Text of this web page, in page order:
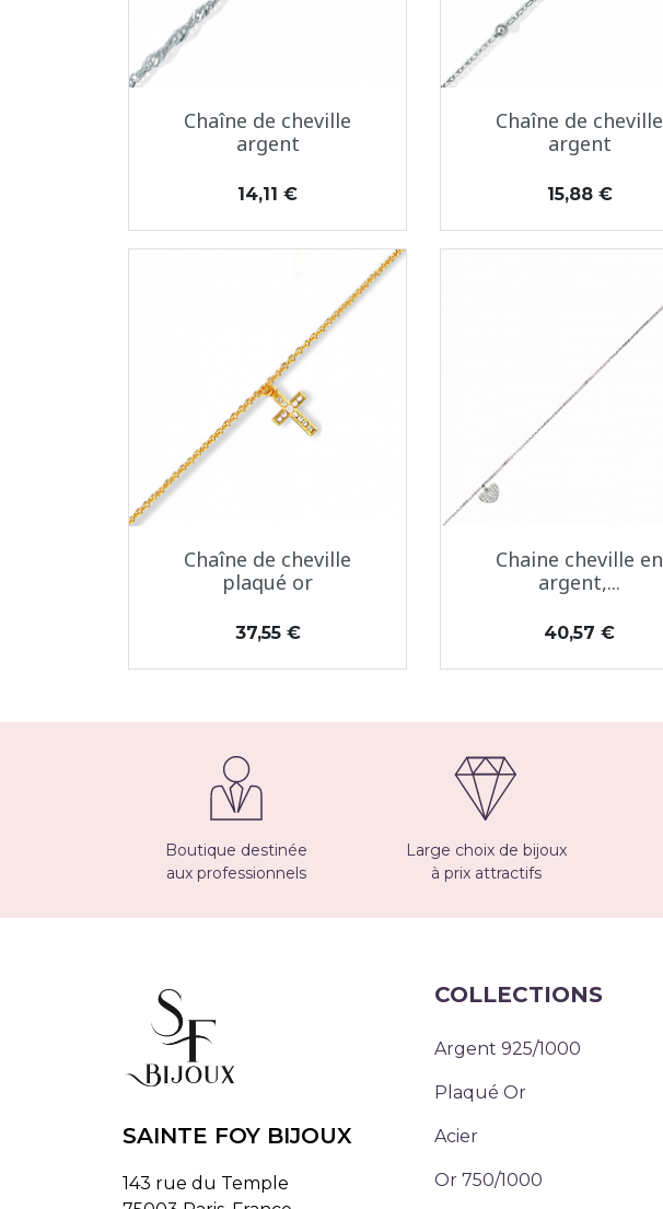
Aperçu rapide
Chaîne de cheville
argent
Prix
14,11 €
Aperçu rapide
Chaîne de cheville
argent
Prix
15,88 €
Aperçu rapide
Chaîne de cheville
plaqué or
Prix
37,55 €
Aperçu rapide
Chaine cheville en
argent,...
Prix
40,57 €
Boutique destinée
aux professionnels
Large choix de bijoux
à prix attractifs
SAINTE FOY BIJOUX
143 rue du Temple
COLLECTIONS
Argent 925/1000
Plaqué Or
Acier
Or 750/1000